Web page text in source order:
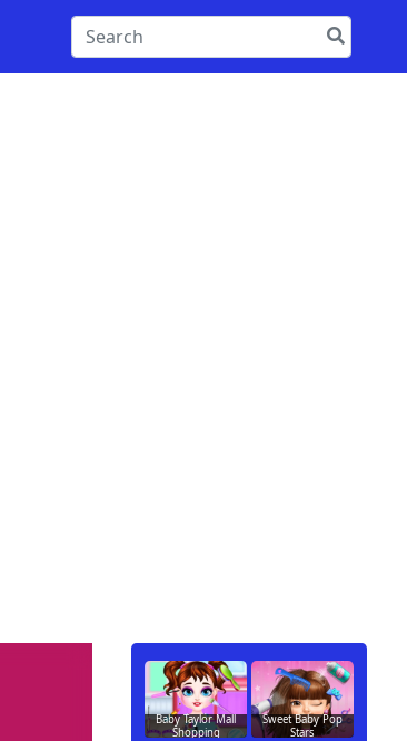
Baby Taylor Mall
Shopping
Sweet Baby Pop
Stars